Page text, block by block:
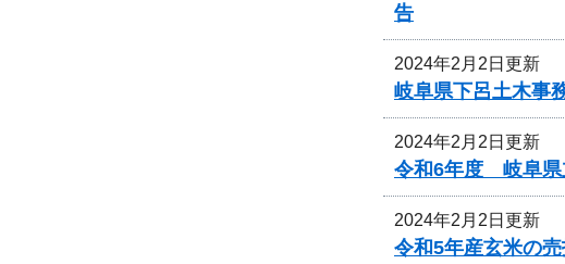
告
2024年2月2日更新
岐阜県下呂土木事
2024年2月2日更新
令和6年度 岐阜県
2024年2月2日更新
令和5年産玄米の